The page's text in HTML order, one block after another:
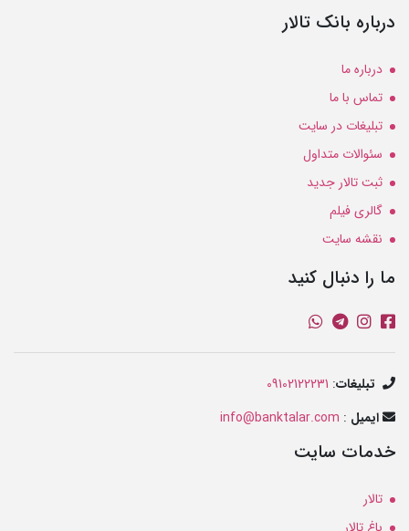
درباره بانک تالار
درباره ما
تماس با ما
تبلیغات در سایت
سئوالات متداول
ثبت تالار جدید
گالری فیلم
نقشه سایت
ما را دنبال کنید
تبلیغات:
09102122231
ایمیل :
info@banktalar.com
خدمات سایت
تالار